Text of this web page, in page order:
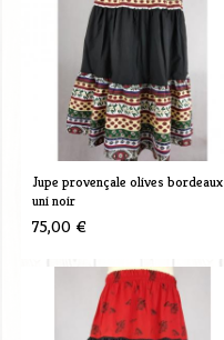
Jupe provençale olives bordeaux
uni noir
75,00 €